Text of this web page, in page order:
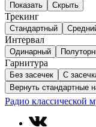
Показать Скрыть
Трекинг
Стандартный
Интервал
Одинарный
Гарнитура
Без засечек
С
Вернуть стандартные
Радио классической